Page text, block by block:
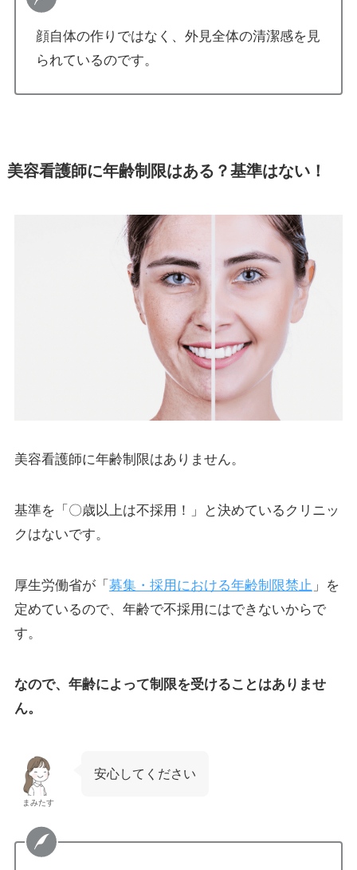
顔自体の作りではなく、外見全体の清潔感を見
られているのです。
美容看護師に年齢制限はある？基準はない！
美容看護師に年齢制限はありません。
基準を「〇歳以上は不採用！」と決めているクリニッ
クはないです。
厚生労働省が「 募集・採用における年齢制限禁止 」を
定めているので、年齢で不採用にはできないからで
す。
なので、年齢によって制限を受けることはありませ
ん。
まみたす
安心してください